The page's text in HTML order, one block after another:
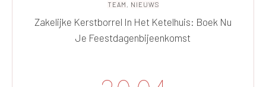
TEAM , NIEUWS
Zakelijke Kerstborrel In Het Ketelhuis: Boek Nu
Je Feestdagenbijeenkomst